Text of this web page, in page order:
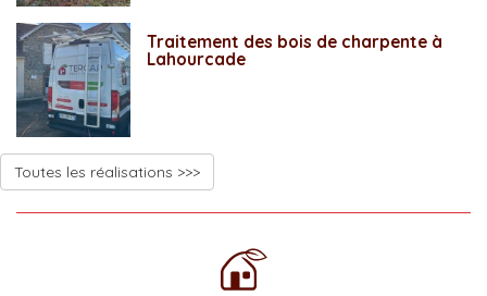
Traitement des bois de charpente à
Lahourcade
Toutes les réalisations >>>